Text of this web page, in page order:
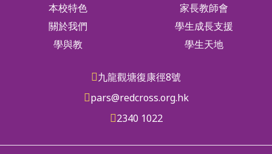
本校特色
關於我們
學與教
家長教師會
學生成長支援
學生天地
九龍觀塘復康徑8號
pars@redcross.org.hk
2340 1022